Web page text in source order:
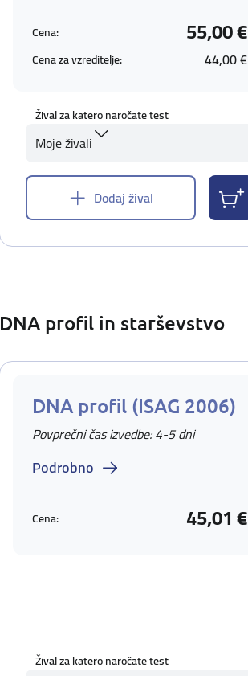
Cena: 55,00 €
Cena za vzreditelje: 44,00 €
Žival za katero naročate test
Moje živali
Dodaj žival
DNA profil in starševstvo
DNA profil (ISAG 2006)
Povprečni čas izvedbe: 4-5 dni
Podrobno
Cena: 45,01 €
Žival za katero naročate test